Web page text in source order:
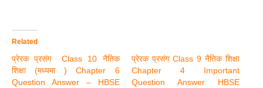
Related
प्रेरक प्रसंग Class 10 नैतिक
शिक्षा (मध्यमा ) Chapter 6
Question Answer – HBSE
प्रेरक प्रसंग Class 9 नैतिक शिक्षा
Chapter 4 Important
Question Answer HBSE